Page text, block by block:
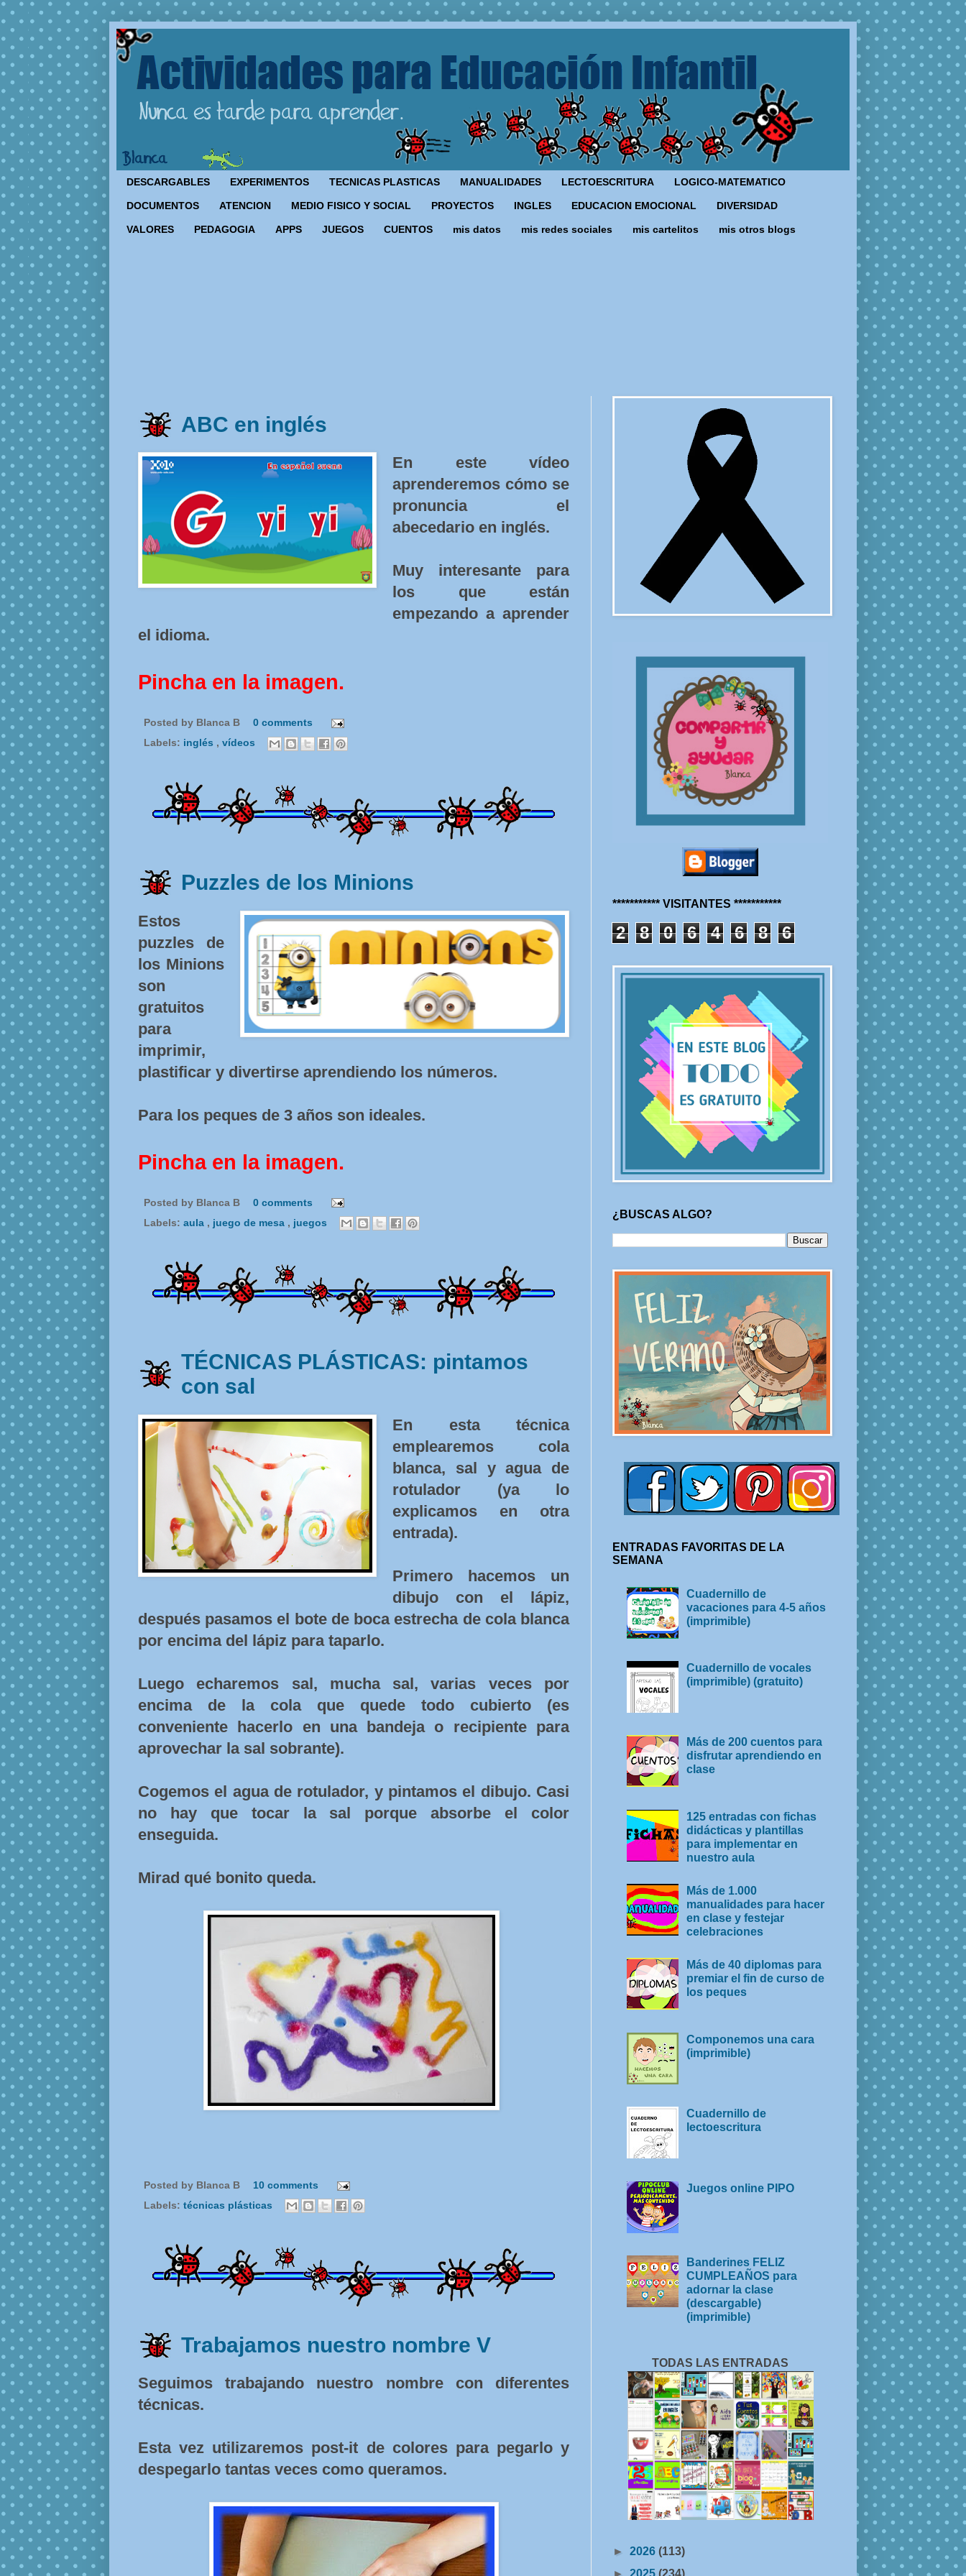
DESCARGABLES EXPERIMENTOS TECNICAS PLASTICAS MANUALIDADES LECTOESCRITURA LOGICO-MATEMATICO
DOCUMENTOS ATENCION MEDIO FISICO Y SOCIAL PROYECTOS INGLES EDUCACION EMOCIONAL DIVERSIDAD
VALORES PEDAGOGIA APPS JUEGOS CUENTOS mis datos mis redes sociales mis cartelitos mis otros blogs
ABC en inglés
En este vídeo
aprenderemos cómo se
pronuncia el
abecedario en inglés.
Muy interesante para
los que están
empezando a aprender
el idioma.
Pincha en la imagen.
Posted by Blanca B
0 comments
Labels: inglés , vídeos
Puzzles de los Minions
Estos
puzzles de
los Minions
son
gratuitos
para
imprimir,
plastificar y divertirse aprendiendo los números.
Para los peques de 3 años son ideales.
Pincha en la imagen.
Posted by Blanca B
0 comments
Labels: aula , juego de mesa , juegos
TÉCNICAS PLÁSTICAS: pintamos
con sal
En esta técnica
emplearemos cola
blanca, sal y agua de
rotulador (ya lo
explicamos en otra
entrada).
Primero hacemos un
dibujo con el lápiz,
después pasamos el bote de boca estrecha de cola blanca
por encima del lápiz para taparlo.
Luego echaremos sal, mucha sal, varias veces por
encima de la cola que quede todo cubierto (es
conveniente hacerlo en una bandeja o recipiente para
aprovechar la sal sobrante).
Cogemos el agua de rotulador, y pintamos el dibujo. Casi
no hay que tocar la sal porque absorbe el color
enseguida.
Mirad qué bonito queda.
Posted by Blanca B
10 comments
Labels: técnicas plásticas
Trabajamos nuestro nombre V
Seguimos trabajando nuestro nombre con diferentes
técnicas.
Esta vez utilizaremos post-it de colores para pegarlo y
despegarlo tantas veces como queramos.
*********** VISITANTES ***********
2 8 0 6 4 6 8 6
¿BUSCAS ALGO?
ENTRADAS FAVORITAS DE LA
SEMANA
Cuadernillo de
vacaciones para 4-5 años
(imprimible)
Cuadernillo de vocales
(imprimible) (gratuito)
Más de 200 cuentos para
disfrutar aprendiendo en
clase
125 entradas con fichas
didácticas y plantillas
para implementar en
nuestro aula
Más de 1.000
manualidades para hacer
en clase y festejar
celebraciones
Más de 40 diplomas para
premiar el fin de curso de
los peques
Componemos una cara
(imprimible)
Cuadernillo de
lectoescritura
Juegos online PIPO
Banderines FELIZ
CUMPLEAÑOS para
adornar la clase
(descargable)
(imprimible)
TODAS LAS ENTRADAS
► 2026 (113)